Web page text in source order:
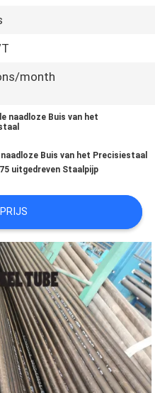
month
naadloze Buis van het
Buis van het Precisiestaal
uitgedreven Staalpijp